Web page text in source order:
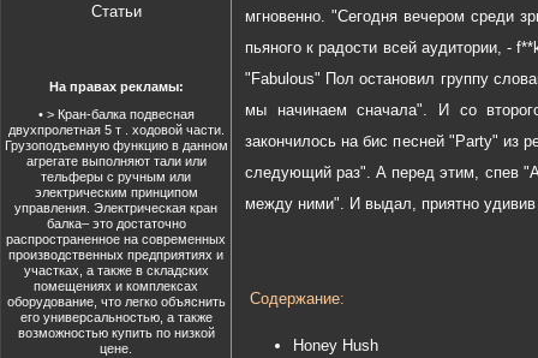
Статьи
На правах рекламы:
• > Кран-балка подвесная
двухпролетная 5 т. ходовой части.
Грузоподъемную функцию в данном
агрегате выполняют тали или
тельферы с ручным или
электрическим принципом
управления. Электрическая кран
балка– это достаточно
распространенное на современных
производственных предприятиях и
участках, а также в складских
помещениях и комплексах
оборудование, что легко объяснить
его универсальностью, а также
возможностью купить по низкой
цене.
мгновенно. "Сегодня вечером среди
пьяного к радости всей аудитории, -
"Fabulous" Пол остановил группу
мы начинаем сначала". И со
закончилось на бис песней "Party" из
следующий раз". А перед этим, спев
между ними". И выдал, приятно удивив
Содержание:
Honey Hush